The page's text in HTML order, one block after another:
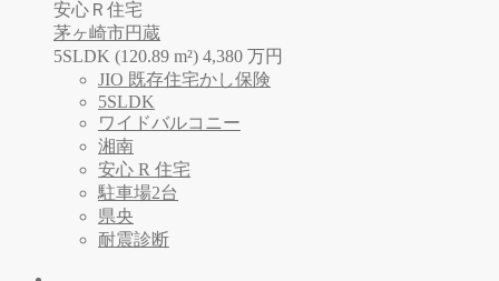
安心Ｒ住宅
茅ヶ崎市円蔵
5SLDK (120.89 m²) 4,380 万円
JIO 既存住宅かし保険
5SLDK
ワイドバルコニー
湘南
安心 R 住宅
駐車場2台
県央
耐震診断